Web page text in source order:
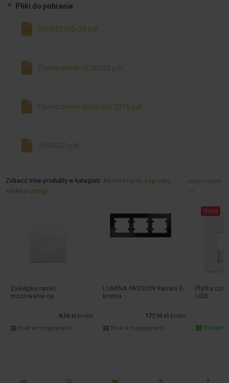
Pliki do pobrania
5469,82505-38.pdf
Tlumaczenie UES0020.pdf
Tlumaczenie deklaracji 2016.pdf
UES0020.pdf
Zobacz inne produkty w kategorii: Akcesoria do osprzętu
elektrycznego
zobacz więcej
>>
Zaślepka ramki -
mocowanie na ...
8,36 zł
brutto
Brak w magazynach
LUMINA PASSION Ramka 3-
krotna ...
177,10 zł
brutto
Brak w magazynach
Outlet
Płytka
USB ...